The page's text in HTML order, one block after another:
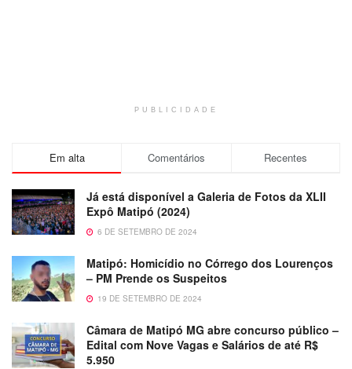
PUBLICIDADE
Em alta Comentários Recentes
Já está disponível a Galeria de Fotos da XLII
Expô Matipó (2024)
6 DE SETEMBRO DE 2024
Matipó: Homicídio no Córrego dos Lourenços
– PM Prende os Suspeitos
19 DE SETEMBRO DE 2024
Câmara de Matipó MG abre concurso público –
Edital com Nove Vagas e Salários de até R$
5.950